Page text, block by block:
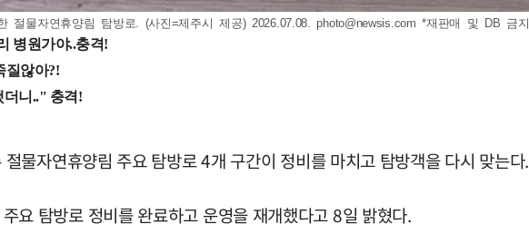
절물자연휴양림 탐방로. (사진=제주시 제공) 2026.07.08.photo@newsis.com *재판매 및 DB 금지
물자연휴양림 주요 탐방로 4개 구간이 정비를 마치고 탐방객을 다시 맞는다.
요 탐방로 정비를 완료하고 운영을 재개했다고 8일 밝혔다.